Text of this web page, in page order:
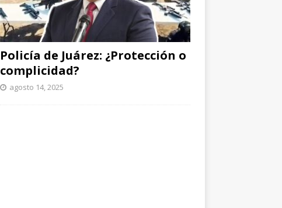
Policía de Juárez: ¿Protección o
complicidad?
agosto 14, 2025